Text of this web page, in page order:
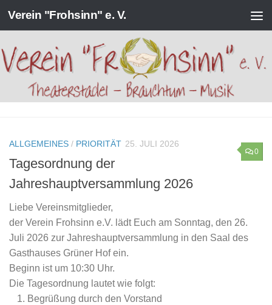
Zum Inhalt springen
Verein "Frohsinn" e. V.
0
ALLGEMEINES / PRIORITÄT 25. JULI 2026
Tagesordnung der
Jahreshauptversammlung 2026
Liebe Vereinsmitglieder,
der Verein Frohsinn e.V. lädt Euch am Sonntag, den 26.
Juli 2026 zur Jahreshauptversammlung in den Saal des
Gasthauses Grüner Hof ein.
Beginn ist um 10:30 Uhr.
Die Tagesordnung lautet wie folgt:
Begrüßung durch den Vorstand